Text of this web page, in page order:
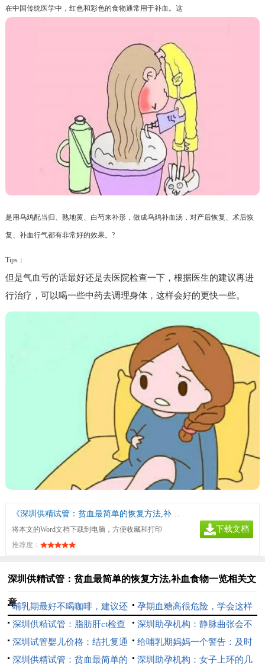
在中国传统医学中，红色和彩色的食物通常用于补血。这
是用乌鸡配当归、熟地黄、白芍来补形，做成乌鸡补血汤，对产后恢复、术后恢
复、补血行气都有非常好的效果。?
Tips：
但是气血亏的话最好还是去医院检查一下，根据医生的建议再进
行治疗，可以喝一些中药去调理身体，这样会好的更快一些。
《深圳供精试管：贫血最简单的恢复方法,补血食物一览》
将本文的Word文档下载到电脑，方便收藏和打印
推荐度：
下载文档
深圳供精试管：贫血最简单的恢复方法,补血食物一览相关文
章哺乳期最好不喝咖啡，建议还
是多吃下奶的食物
孕期血糖高很危险，学会这样
吃让你远离妊娠高血糖
深圳供精试管：脂肪肝ct检查
的作用和目的，ct检查的这些好
处你要知道
深圳助孕机构：静脉曲张会不
会遗传，这些治疗方式能有效帮
助解决烦恼
深圳试管婴儿价格：结扎复通
后多久可以怀孕,复通手术后一
给哺乳期妈妈一个警告：及时
补充认真补钙
深圳供精试管：贫血最简单的
深圳助孕机构：女子上环的几